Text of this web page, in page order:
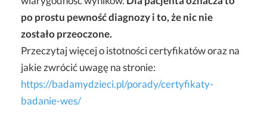
po prostu pewność diagnozy i to, że nic nie
zostało przeoczone.
Przeczytaj więcej o istotności certyfikatów oraz na
jakie zwrócić uwagę na stronie:
https://badamydzieci.pl/porady/certyfikaty-
badanie-wes/